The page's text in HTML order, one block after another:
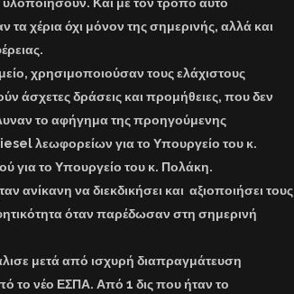
τα χέρια όχι μόνον της σημερινής, αλλά και
χρησιμοποιούσαν τους ελάχιστους
άσχετες δράσεις και προμήθειες, που δεν
το αφήγημα της προηγούμενης
λεωφορείων για το Υπουργείο του κ.
για το Υπουργείο του κ. Πολάκη.
ανίκανη να διεκδικήσει και αξιοποιήσει τους
όταν παρέδωσαν στη σημερινή
μετά από ισχυρή διαπραγμάτευση
το νέο ΕΣΠΑ. Από 1 δις που ήταν το